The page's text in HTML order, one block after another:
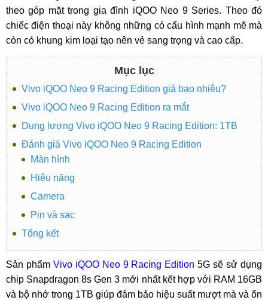
theo góp mặt trong gia đình iQOO Neo 9 Series. Theo đó
chiếc điện thoại này không những có cấu hình mạnh mẽ mà
còn có khung kim loại tạo nên vẻ sang trọng và cao cấp.
Mục lục
Vivo iQOO Neo 9 Racing Edition giá bao nhiêu?
Vivo iQOO Neo 9 Racing Edition ra mắt
Dung lượng Vivo iQOO Neo 9 Racing Edition: 1TB
Đánh giá Vivo iQOO Neo 9 Racing Edition
Màn hình
Hiệu năng
Camera
Pin và sạc
Tổng kết
Sản phẩm Vivo iQOO Neo 9 Racing Edition 5G sẽ sử dụng
chip Snapdragon 8s Gen 3 mới nhất kết hợp với RAM 16GB
và bộ nhớ trong 1TB giúp đảm bảo hiệu suất mượt mà và ổn